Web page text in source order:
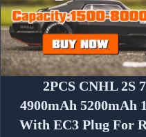
2PCS CNHL 2S
4900mAh 5200mAh
With EC3 Plug For